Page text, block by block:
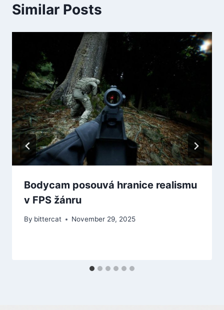
Similar Posts
Bodycam posouvá hranice realismu
v FPS žánru
By bittercat November 29, 2025